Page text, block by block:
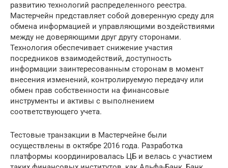
развитию технологий распределенного реестра.
Мастерчейн представляет собой доверенную среду для
обмена информацией и управляющими воздействиями
между не доверяющими друг другу сторонами.
Технология обеспечивает снижение участия
посредников взаимодействий, доступность
информации заинтересованным сторонам в момент
внесения изменений, контролируемую передачу или
обмен прав собственности на финансовые
инструменты и активы с выполнением
соответствующего учета.
Тестовые транзакции в Мастерчейне были
осуществлены в октябре 2016 года. Разработка
платформы координировалась ЦБ и велась с участием